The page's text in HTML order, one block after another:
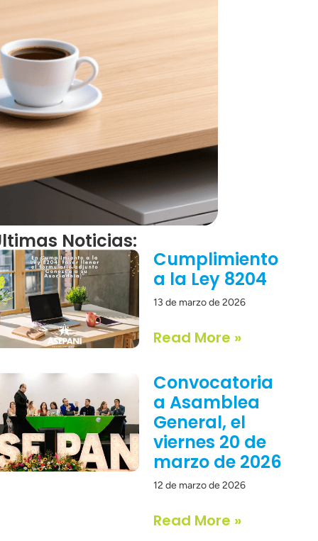
Noticias:
Cumplimiento
a la Ley 8204
13 de marzo de 2026
Read More »
Convocatoria
a Asamblea
General, el
viernes 20 de
marzo de 2026
12 de marzo de 2026
Read More »